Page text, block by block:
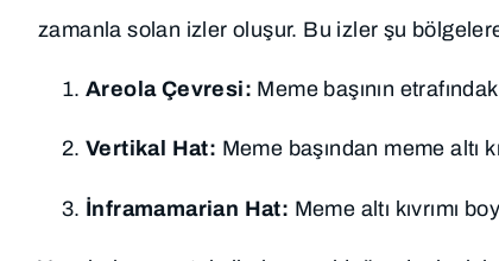
zamanla solan izler oluşur. Bu izler şu
Areola Çevresi: Meme başının
Vertikal Hat: Meme başından meme altı
İnframamarian Hat: Meme altı kıvrımı